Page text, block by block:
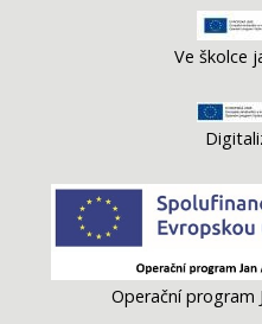
Ve školce
Operační program